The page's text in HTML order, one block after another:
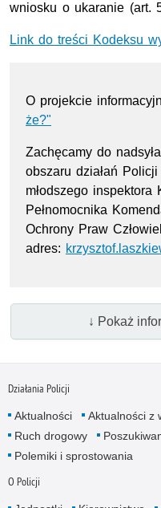
wniosku o ukaranie (art.
Link do treści Kodeksu
O projekcie
że?"
Zachęcamy do
obszaru działań
młodszego inspektora
Pełnomocnika
Ochrony Praw
adres:
↓ Pokaż
Działania Policji
Aktualności Aktualności z
Ruch drogowy
Polemiki i sprostowania
O Policji